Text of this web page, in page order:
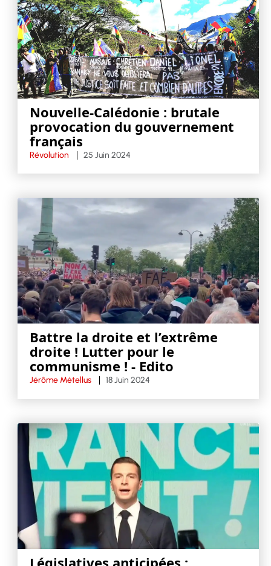
Nouvelle-Calédonie : brutale
provocation du gouvernement
français
Révolution 25 Juin 2024
Battre la droite et l’extrême
droite ! Lutter pour le
communisme ! - Edito
Jérôme Métellus 18 Juin 2024